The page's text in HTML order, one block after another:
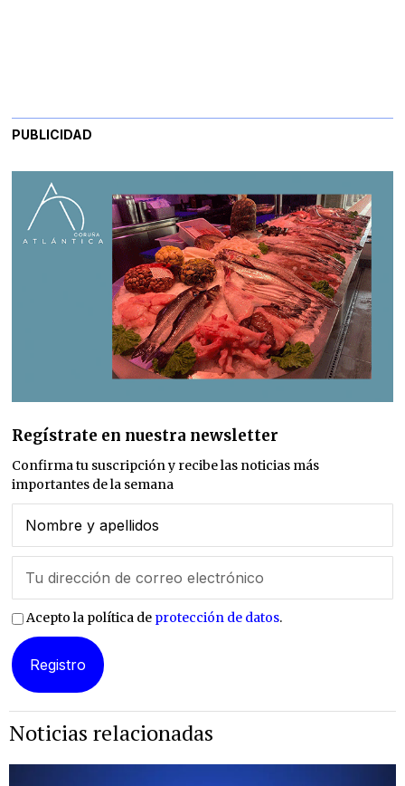
PUBLICIDAD
Regístrate en nuestra newsletter
Confirma tu suscripción y recibe las noticias más
importantes de la semana
Acepto la política de protección de datos.
Noticias relacionadas